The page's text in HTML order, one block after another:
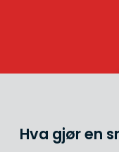
Hva gjør en